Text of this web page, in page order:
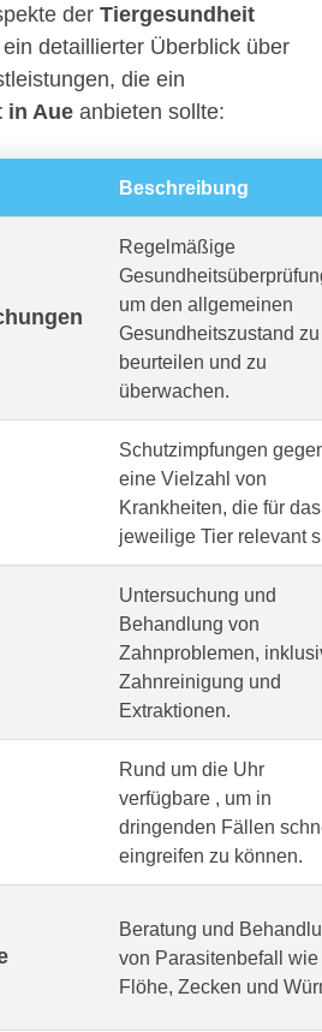
der Tiergesundheit
detaillierter Überblick über
die ein
in Aue anbieten sollte:
Beschreibung
Regelmäßige
um den allgemeinen
Gesundheitszustand zu
beurteilen und zu
überwachen.
Schutzimpfungen
eine Vielzahl von
Krankheiten, die für das
jeweilige Tier relevant
Untersuchung und
Behandlung von
Zahnproblemen,
Zahnreinigung und
Extraktionen.
Rund um die Uhr
verfügbare , um in
dringenden Fällen
eingreifen zu können.
Beratung und
von Parasitenbefall wie
Flöhe, Zecken und